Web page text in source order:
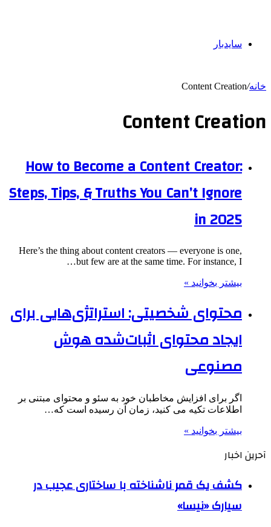
سایدبار
خانه/
Content Creation
Content Creation
How to Become a Content Creator:
Steps, Tips, & Truths You Can’t Ignore
in 2025
Here’s the thing about content creators — everyone is one,
but few are at the same time. For instance, I…
بیشتر بخوانید »
محتوای شخصیتی: استراتژی‌هایی برای
ایجاد محتوای اثبات‌شده هوش
مصنوعی
اگر برای افزایش مخاطبان خود به سئو و محتوای مبتنی بر
اطلاعات تکیه می کنید، زمان آن رسیده است که…
بیشتر بخوانید »
آحرین اخبار
کشف یک قمر ناشناخته با ساختاری عجیب در
سیارک «نیسا»